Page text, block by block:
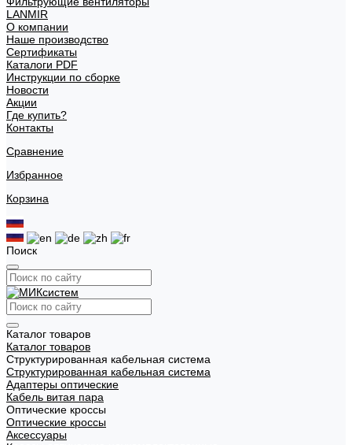
LANMIR
О компании
Наше производство
Сертификаты
Каталоги PDF
Инструкции по сборке
Новости
Акции
Где купить?
Контакты
Сравнение
Избранное
Корзина
Поиск
Каталог товаров
Каталог товаров
Структурированная кабельная система
Структурированная кабельная система
Адаптеры оптические
Кабель витая пара
Оптические кроссы
Оптические кроссы
Аксессуары